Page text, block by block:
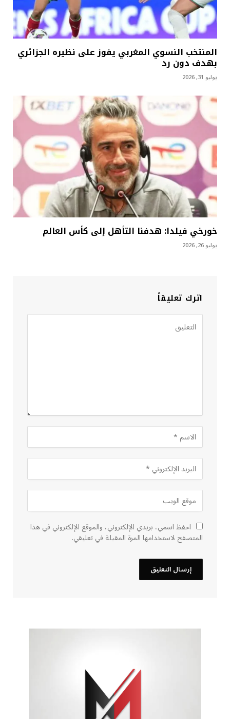
المنتخب النسوي المغربي يفوز على نظيره الجزائري
بهدف دون رد
يوليو 31, 2026
خورخي فيلدا: هدفنا التأهل إلى كأس العالم
يوليو 26, 2026
اترك تعليقاً
احفظ اسمي، بريدي الإلكتروني، والموقع الإلكتروني في هذا
المتصفح لاستخدامها المرة المقبلة في تعليقي.